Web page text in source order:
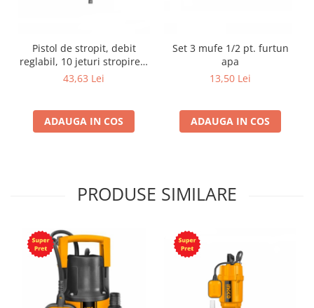
Pistol de stropit, debit
reglabil, 10 jeturi stropire +
cupla furtun
43,63 Lei
ADAUGA IN COS
Set 3 mufe 1/2 pt. furtun
apa
13,50 Lei
ADAUGA IN COS
PRODUSE SIMILARE